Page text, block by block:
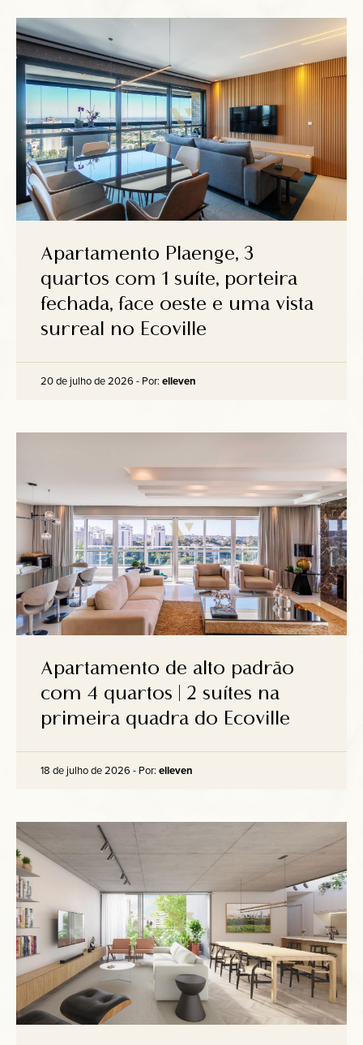
Apartamento Plaenge, 3
quartos com 1 suíte, porteira
fechada, face oeste e uma vista
surreal no Ecoville
20 de julho de 2026 - Por: elleven
Apartamento de alto padrão
com 4 quartos | 2 suítes na
primeira quadra do Ecoville
18 de julho de 2026 - Por: elleven